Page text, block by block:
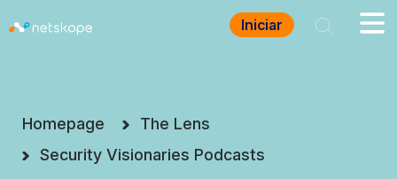
Iniciar
Homepage
The Lens
Security Visionaries Podcasts